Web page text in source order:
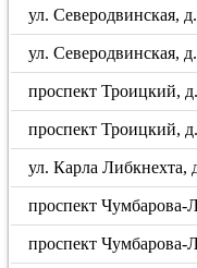
ул. Северодвинская,
ул. Северодвинская,
проспект Троицкий,
проспект Троицкий,
ул. Карла Либкнехта,
проспект Чумбарова-
проспект Чумбарова-